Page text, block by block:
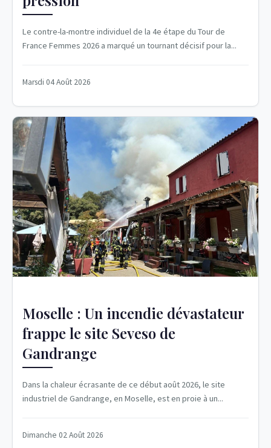
Le contre-la-montre individuel de la 4e étape du Tour de
France Femmes 2026 a marqué un tournant décisif pour la...
Marsdi 04 Août 2026
Moselle : Un incendie dévastateur
frappe le site Seveso de
Gandrange
Dans la chaleur écrasante de ce début août 2026, le site
industriel de Gandrange, en Moselle, est en proie à un...
Dimanche 02 Août 2026